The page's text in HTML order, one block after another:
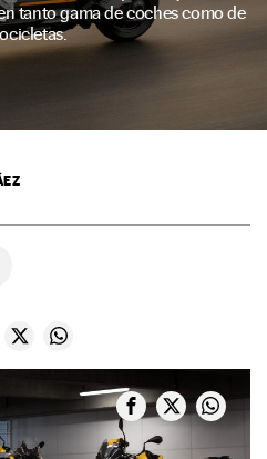
tanto gama de coches como de